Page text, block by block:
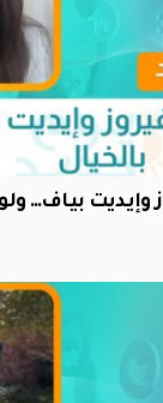
بياف… ولو